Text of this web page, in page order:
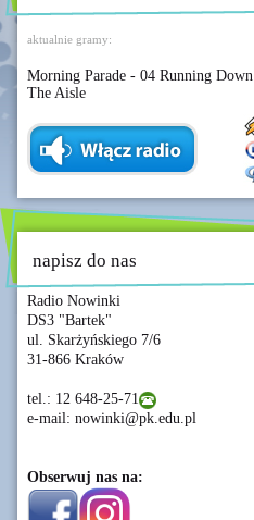
aktualnie gramy:
Morning Parade - 04 Running Down
The Aisle
napisz do nas
Radio Nowinki
DS3 "Bartek"
ul. Skarżyńskiego 7/6
31-866 Kraków
tel.: 12 648-25-71
e-mail: nowinki@pk.edu.pl
Obserwuj nas na: